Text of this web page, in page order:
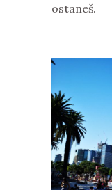
ostaneš.